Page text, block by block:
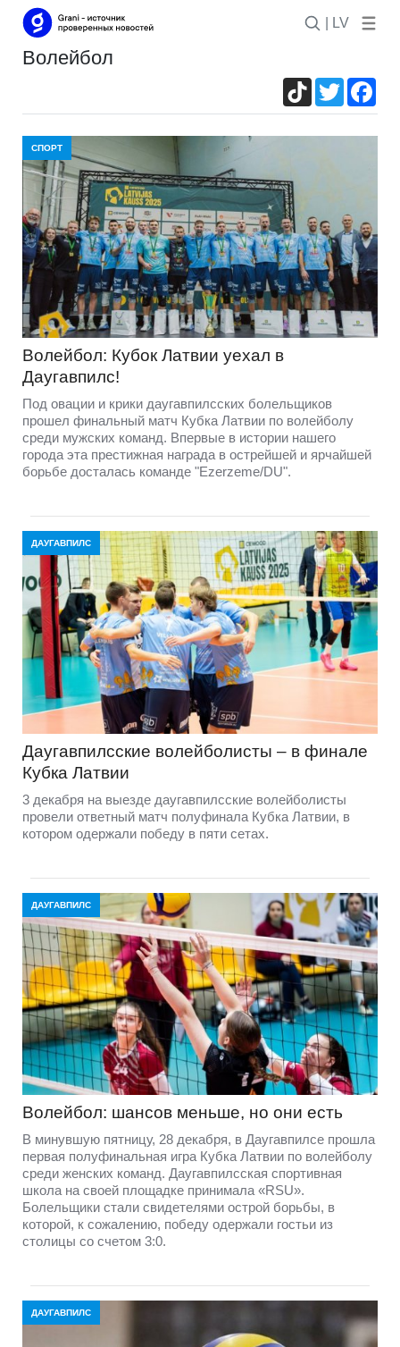
| LV
волейбол
TikTokTwitter
СПОРТ
Волейбол: Кубок Латвии уехал в
Даугавпилс!
Под овации и крики даугавпилсских болельщиков
прошел финальный матч Кубка Латвии по волейболу
среди мужских команд. Впервые в истории нашего
города эта престижная награда в острейшей и ярчайшей
борьбе досталась команде "Ezerzeme/DU".
ДАУГАВПИЛС
Даугавпилсские волейболисты – в финале
Кубка Латвии
3 декабря на выезде даугавпилсские волейболисты
провели ответный матч полуфинала Кубка Латвии, в
котором одержали победу в пяти сетах.
ДАУГАВПИЛС
Волейбол: шансов меньше, но они есть
В минувшую пятницу, 28 декабря, в Даугавпилсе прошла
первая полуфинальная игра Кубка Латвии по волейболу
среди женских команд. Даугавпилсская спортивная
школа на своей площадке принимала «RSU».
Болельщики стали свидетелями острой борьбы, в
которой, к сожалению, победу одержали гостьи из
столицы со счетом 3:0.
ДАУГАВПИЛС